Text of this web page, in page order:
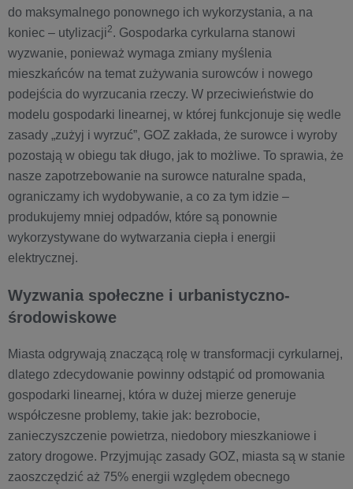
do maksymalnego ponownego ich wykorzystania, a na
koniec – utylizacji2. Gospodarka cyrkularna stanowi
wyzwanie, ponieważ wymaga zmiany myślenia
mieszkańców na temat zużywania surowców i nowego
podejścia do wyrzucania rzeczy. W przeciwieństwie do
modelu gospodarki linearnej, w której funkcjonuje się wedle
zasady „zużyj i wyrzuć”, GOZ zakłada, że surowce i wyroby
pozostają w obiegu tak długo, jak to możliwe. To sprawia, że
nasze zapotrzebowanie na surowce naturalne spada,
ograniczamy ich wydobywanie, a co za tym idzie –
produkujemy mniej odpadów, które są ponownie
wykorzystywane do wytwarzania ciepła i energii
elektrycznej.
Wyzwania społeczne i urbanistyczno-
środowiskowe
Miasta odgrywają znaczącą rolę w transformacji cyrkularnej,
dlatego zdecydowanie powinny odstąpić od promowania
gospodarki linearnej, która w dużej mierze generuje
współczesne problemy, takie jak: bezrobocie,
zanieczyszczenie powietrza, niedobory mieszkaniowe i
zatory drogowe. Przyjmując zasady GOZ, miasta są w stanie
zaoszczędzić aż 75% energii względem obecnego